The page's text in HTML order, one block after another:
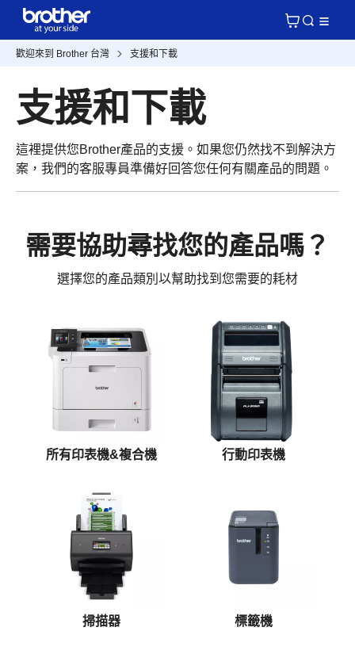
歡迎來到 Brother 台灣 支援和下載
支援和下載
這裡提供您Brother產品的支援。如果您仍然找不到解決方
案，我們的客服專員準備好回答您任何有關產品的問題。
需要協助尋找您的產品嗎？
選擇您的產品類別以幫助找到您需要的耗材
所有印表機&複合機 行動印表機
掃描器 標籤機